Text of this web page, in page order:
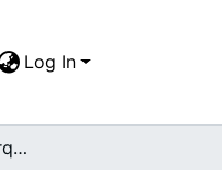
Log In
Julio César Falcioni, Arquero del América de Cali